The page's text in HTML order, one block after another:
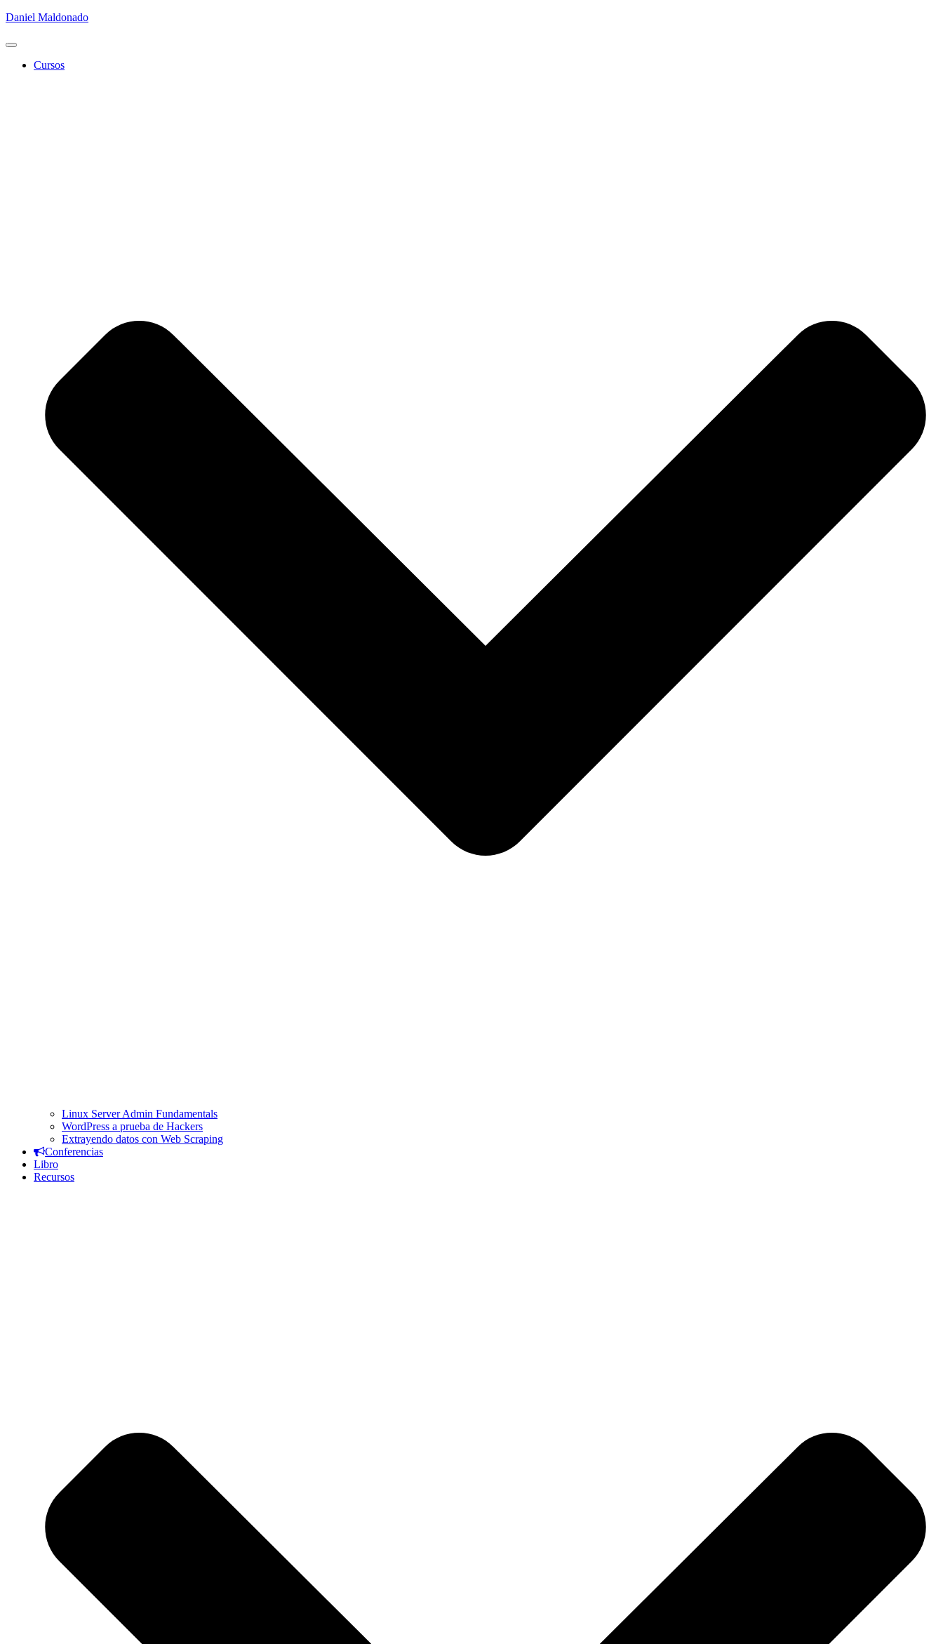
Daniel Maldonado
Cambiar
Cursos
Linux Server Admin Fundamentals
WordPress a prueba de Hackers
Extrayendo datos con Web Scraping
Conferencias
Libro
Recursos